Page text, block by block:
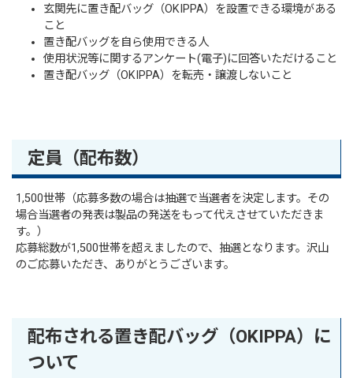
玄関先に置き配バッグ（OKIPPA）を設置できる環境がある
こと
置き配バッグを自ら使用できる人
使用状況等に関するアンケート(電子)に回答いただけること
置き配バッグ（OKIPPA）を転売・譲渡しないこと
定員（配布数）
1,500世帯（応募多数の場合は抽選で当選者を決定します。その
場合当選者の発表は製品の発送をもって代えさせていただきま
す。）
応募総数が1,500世帯を超えましたので、抽選となります。沢山
のご応募いただき、ありがとうございます。
配布される置き配バッグ（OKIPPA）に
ついて